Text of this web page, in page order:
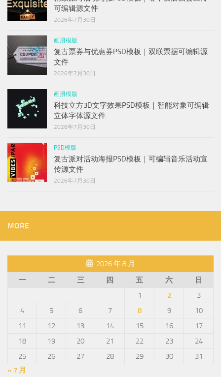
可编辑源文件
2026年7月30日
画册模版
复古票券与优惠券PSD模板｜双联票据可编辑源
文件
2026年7月30日
画册模版
科技立方3D文字效果PSD模板｜智能对象可编辑
立体字体源文件
2026年7月30日
PSD模版
复古派对活动海报PSD模板｜可编辑音乐活动宣
传源文件
2026年7月30日
MORE
2026 年 8 月
一
二 三 四 五 六
日
1
2
3
4
5 6 7 8 9
10
11
12 13 14 15 16
17
18
19 20 21 22 23
24
25
26 27 28 29 30
31
« 7 月